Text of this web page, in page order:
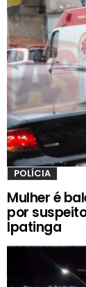
POLÍCIA
Mulher é
por
Ipatinga